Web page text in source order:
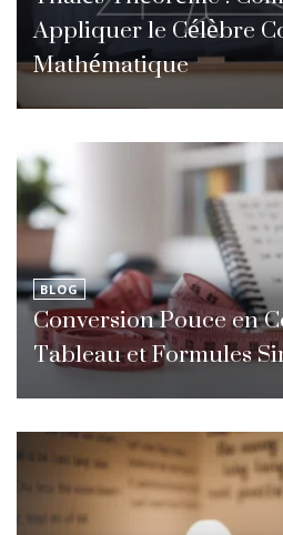
Appliquer le Célèbre
Mathématique
BLOG
Conversion Pouce en
Tableau et Formules